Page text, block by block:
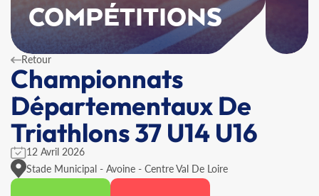
COMPÉTITIONS
Retour
Championnats
Départementaux De
Triathlons 37 U14 U16
12 Avril 2026
Stade Municipal - Avoine - Centre Val De Loire